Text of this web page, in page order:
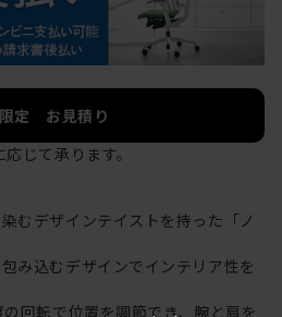
定 お見積り
じて承ります。
むデザインテイストを持った「ノ
み込むデザインでインテリア性を
回転で位置を調節でき、腕と肩を